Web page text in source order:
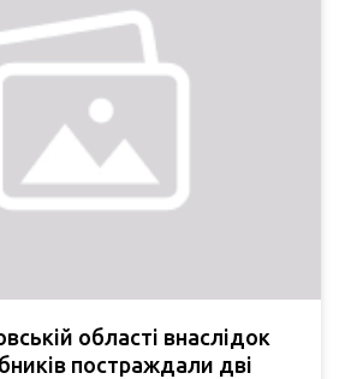
області внаслідок
постраждали дві